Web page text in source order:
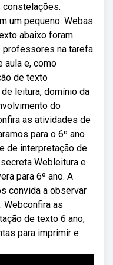
um pequeno. Webas
abaixo foram
professores na tarefa
aula e, como
de texto
leitura, domínio da
do
as atividades de
para o 6º ano
de interpretação de
Webleitura e
para 6º ano. A
convida a observar
Webconfira as
de texto 6 ano,
para imprimir e